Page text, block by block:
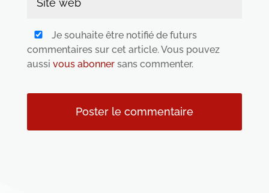
Je souhaite être notifié de futurs
commentaires sur cet article. Vous pouvez
aussi vous abonnersans commenter.